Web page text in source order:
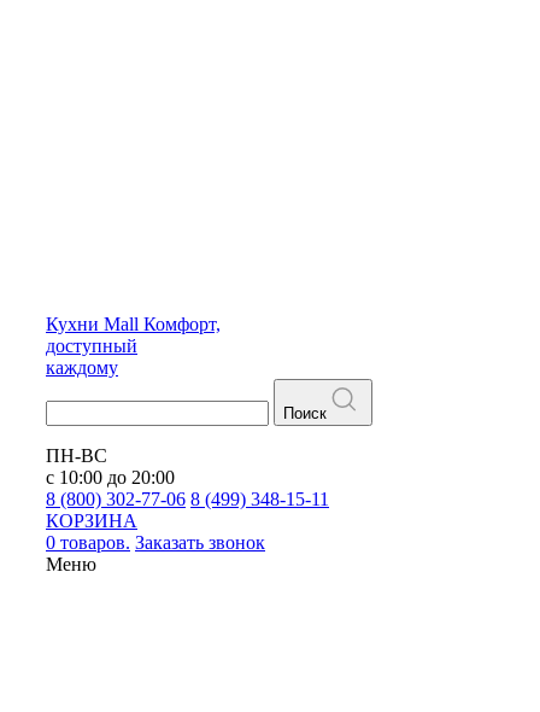
Кухни Mall Комфорт,
доступный
каждому
Поиск
ПН-ВС
с 10:00 до 20:00
8 (800) 302-77-06 8 (499) 348-15-11
КОРЗИНА
0 товаров. Заказать звонок
Меню